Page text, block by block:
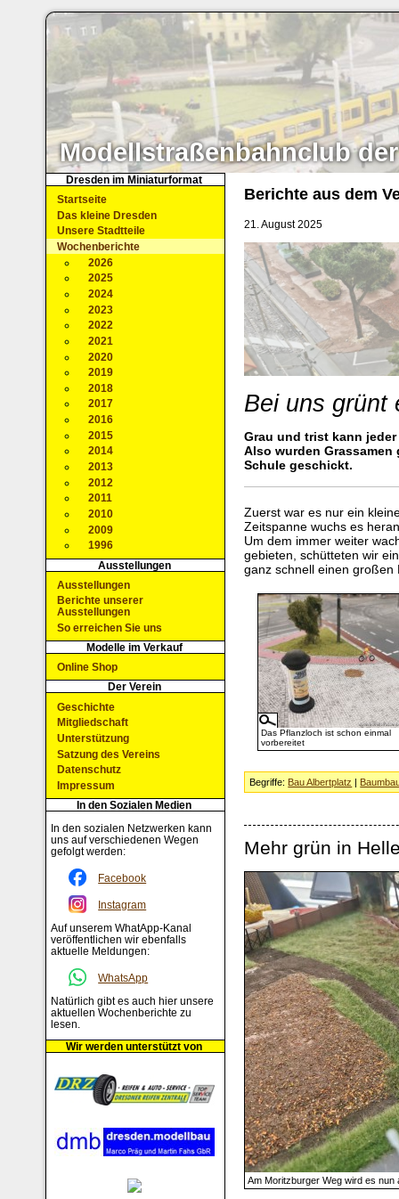
Modellstraßenbahnclub der
Berichte aus dem
21. August 2025
Bei uns grünt
Grau und trist kann
Also wurden
Schule geschickt.
Zuerst war es nur ein
Zeitspanne wuchs es
Um dem immer weiter
gebieten, schütteten wir
ganz schnell einen großen
Das Pflanzloch ist schon einmal
vorbereitet
Begriffe: Bau Albertplatz |
Mehr grün in
Am Moritzburger Weg wird es nun
Dresden im Miniaturformat
Startseite
Das kleine Dresden
Unsere Stadtteile
Wochenberichte
2026
2025
2024
2023
2022
2021
2020
2019
2018
2017
2016
2015
2014
2013
2012
2011
2010
2009
1996
Ausstellungen
Ausstellungen
Berichte unserer
Ausstellungen
So erreichen Sie uns
Modelle im Verkauf
Online Shop
Der Verein
Geschichte
Mitgliedschaft
Unterstützung
Satzung des Vereins
Datenschutz
Impressum
In den Sozialen Medien
In den sozialen Netzwerken kann
uns auf verschiedenen Wegen
gefolgt werden:
Facebook
Instagram
Auf unserem WhatApp-Kanal
veröffentlichen wir ebenfalls
aktuelle Meldungen:
WhatsApp
Natürlich gibt es auch hier unsere
aktuellen Wochenberichte zu
lesen.
Wir werden unterstützt von